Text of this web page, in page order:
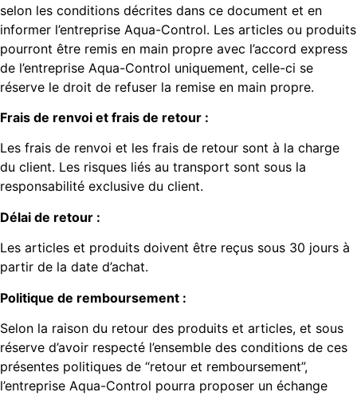
selon les conditions décrites dans ce document et en
informer l’entreprise Aqua-Control. Les articles ou produits
pourront être remis en main propre avec l’accord express
de l’entreprise Aqua-Control uniquement, celle-ci se
réserve le droit de refuser la remise en main propre.
Frais de renvoi et frais de retour :
Les frais de renvoi et les frais de retour sont à la charge
du client. Les risques liés au transport sont sous la
responsabilité exclusive du client.
Délai de retour :
Les articles et produits doivent être reçus sous 30 jours à
partir de la date d’achat.
Politique de remboursement :
Selon la raison du retour des produits et articles, et sous
réserve d’avoir respecté l’ensemble des conditions de ces
présentes politiques de “retour et remboursement”,
l’entreprise Aqua-Control pourra proposer un échange